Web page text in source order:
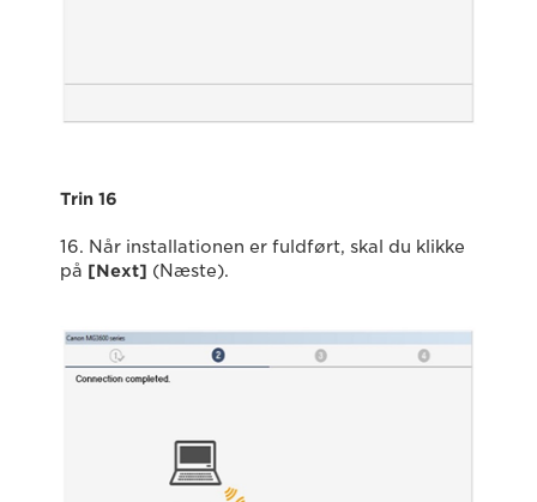
Trin 16
16. Når installationen er fuldført, skal du klikke
på [Next] (Næste).